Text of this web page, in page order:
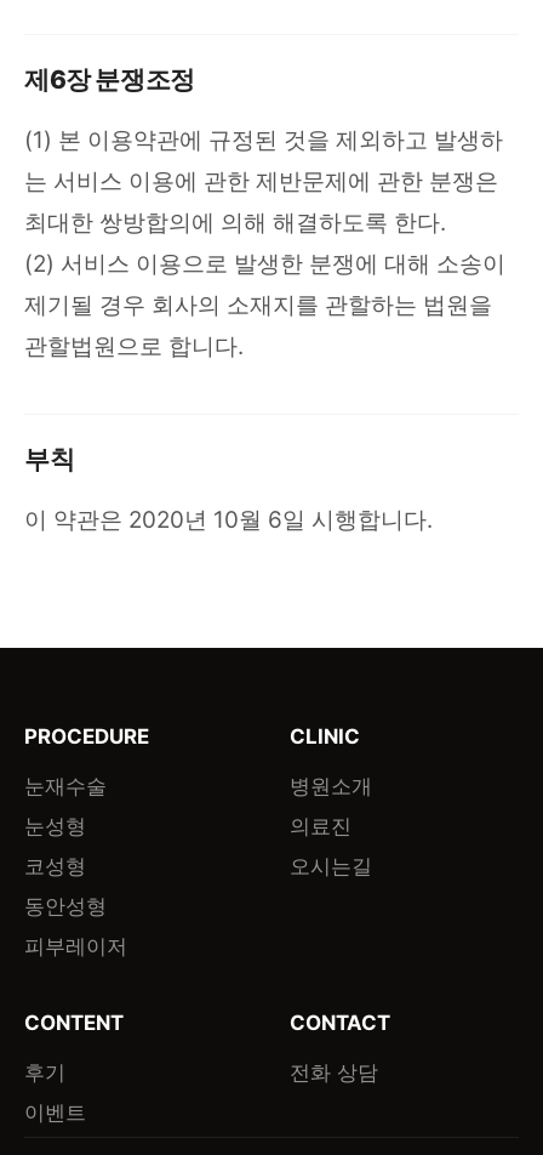
제6장 분쟁조정
(1) 본 이용약관에 규정된 것을 제외하고 발생하
는 서비스 이용에 관한 제반문제에 관한 분쟁은
최대한 쌍방합의에 의해 해결하도록 한다.
(2) 서비스 이용으로 발생한 분쟁에 대해 소송이
제기될 경우 회사의 소재지를 관할하는 법원을
관할법원으로 합니다.
부칙
이 약관은 2020년 10월 6일 시행합니다.
PROCEDURE
눈재수술
눈성형
코성형
동안성형
피부레이저
CLINIC
병원소개
의료진
오시는길
CONTENT
후기
이벤트
CONTACT
전화 상담